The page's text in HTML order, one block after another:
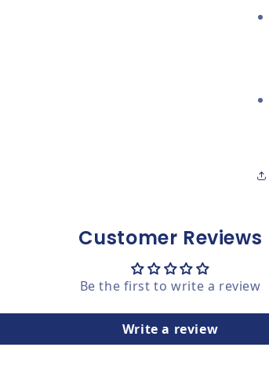
Customer Reviews
Be the first to write a review
Write a review